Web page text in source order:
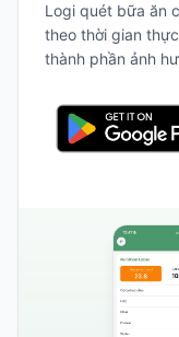
Logi quét bữa ăn
theo thời gian
thành phần ảnh